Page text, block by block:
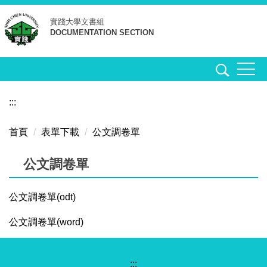
跳
到
主
要
區
實踐大學文書組
DOCUMENTATION SECTION
:::
首頁 表單下載 公文調卷單
公文調卷單
公文調卷單(odt)
公文調卷單(word)
:::